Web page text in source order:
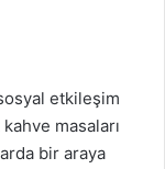
etkileşim
masaları
bir araya